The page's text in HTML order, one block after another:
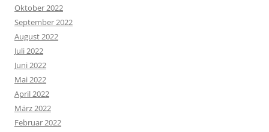
Oktober 2022
September 2022
August 2022
Juli 2022
Juni 2022
Mai 2022
April 2022
März 2022
Februar 2022